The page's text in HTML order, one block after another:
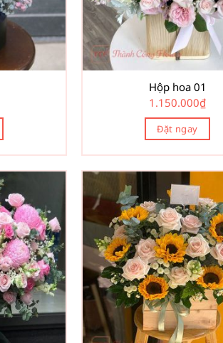
Hộp hoa 01
1.150.000₫
Đặt ngay